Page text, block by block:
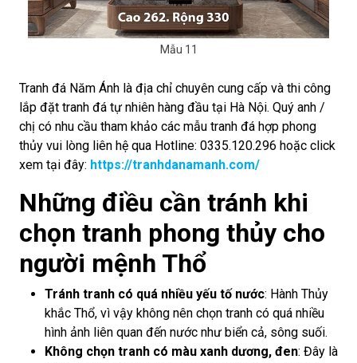
Mẫu 11
Tranh đá Năm Ánh là địa chỉ chuyên cung cấp và thi công
lắp đặt tranh đá tự nhiên hàng đầu tại Hà Nội. Quý anh /
chị có nhu cầu tham khảo các mẫu tranh đá hợp phong
thủy vui lòng liên hệ qua Hotline: 0335.120.296 hoặc click
xem tại đây: https://tranhdanamanh.com/
Những điều cần tránh khi
chọn tranh phong thủy cho
người mệnh Thổ
Tránh tranh có quá nhiều yếu tố nước: Hành Thủy
khắc Thổ, vì vậy không nên chọn tranh có quá nhiều
hình ảnh liên quan đến nước như biển cả, sông suối.
Không chọn tranh có màu xanh dương, đen: Đây là